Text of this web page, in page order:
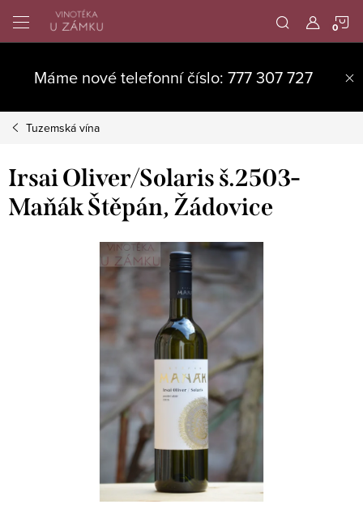
obsah
Máme nové telefonní číslo: 777 307 727
Tuzemská vína
Irsai Oliver/Solaris š.2503-
Maňák Štěpán, Žádovice